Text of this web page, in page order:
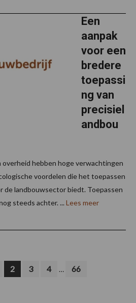
Een
aanpak
voor een
bredere
toepassi
ng van
precisiel
andbou
hebben hoge verwachtingen
voordelen die het toepassen
de landbouwsector biedt. Toepassen
steeds achter. ... Lees meer
Pagina
2 Pagina
3 Pagina
4
Interim
… Pagina
66